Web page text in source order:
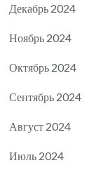
Декабрь 2024
Ноябрь 2024
Октябрь 2024
Сентябрь 2024
Август 2024
Июль 2024